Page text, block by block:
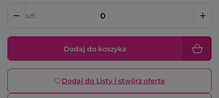
szt.
Dodaj do koszyka
Dodaj do Listy i stwórz ofertę